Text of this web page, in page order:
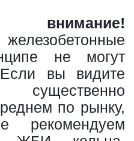
не могут
вы видите
по рынку,
рекомендуем